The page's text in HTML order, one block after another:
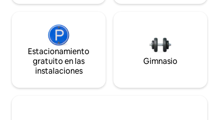
Estacionamiento
gratuito en las
instalaciones
Gimnasio